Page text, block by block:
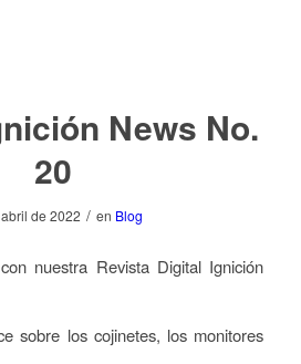
News No.
20
de 2022 / en Blog
nuestra Revista Digital Ignición
sobre los cojinetes, los monitores